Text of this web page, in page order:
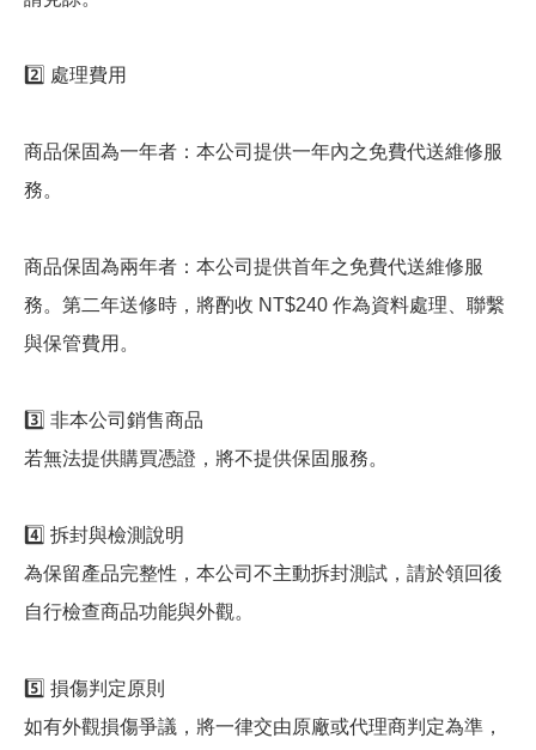
2️⃣ 處理費用
商品保固為一年者：本公司提供一年內之免費代送維修服
務。
商品保固為兩年者：本公司提供首年之免費代送維修服
務。第二年送修時，將酌收 NT$240 作為資料處理、聯繫
與保管費用。
3️⃣ 非本公司銷售商品
若無法提供購買憑證，將不提供保固服務。
4️⃣ 拆封與檢測說明
為保留產品完整性，本公司不主動拆封測試，請於領回後
自行檢查商品功能與外觀。
5️⃣ 損傷判定原則
如有外觀損傷爭議，將一律交由原廠或代理商判定為準，